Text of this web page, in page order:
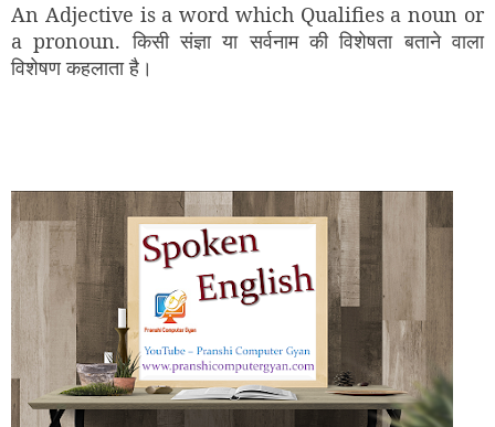
An Adjective is a word which Qualifies a noun or
a pronoun. किसी संज्ञा या सर्वनाम की विशेषता बताने वाला
विशेषण कहलाता है।